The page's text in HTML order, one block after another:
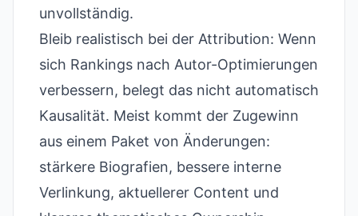
unvollständig.
Bleib realistisch bei der Attribution: Wenn
sich Rankings nach Autor-Optimierungen
verbessern, belegt das nicht automatisch
Kausalität. Meist kommt der Zugewinn
aus einem Paket von Änderungen:
stärkere Biografien, bessere interne
Verlinkung, aktuellerer Content und